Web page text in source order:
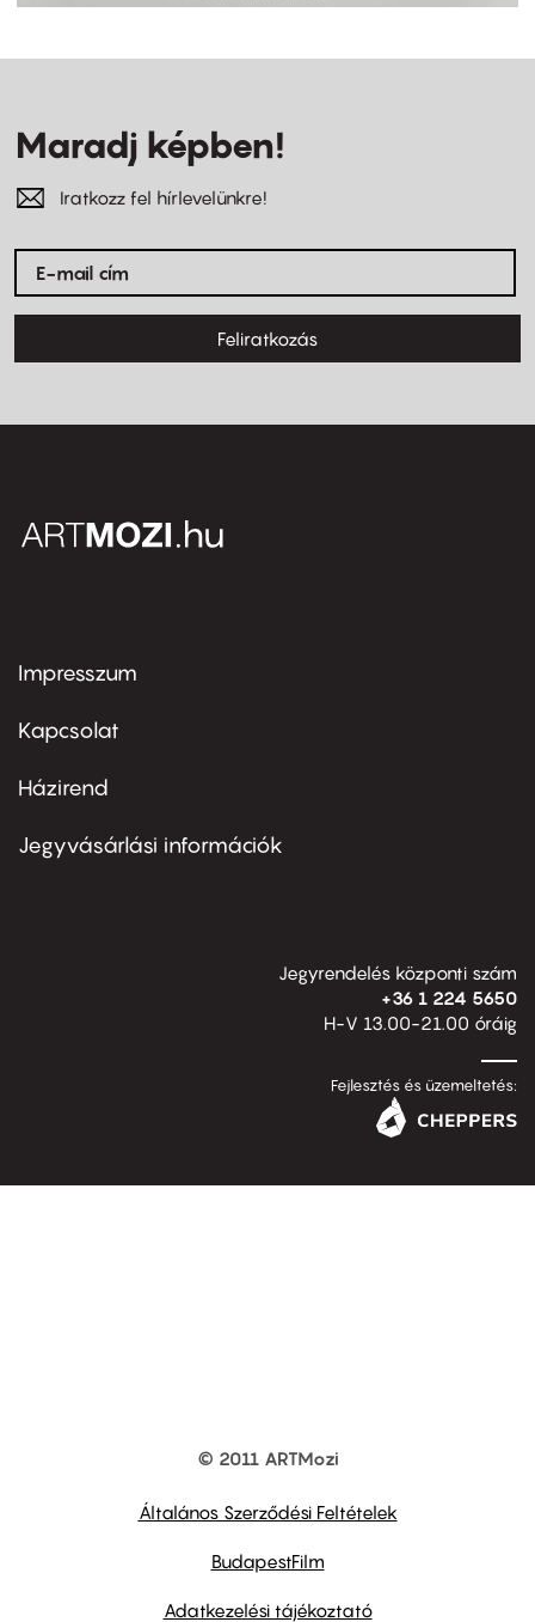
Maradj képben!
Iratkozz fel hírlevelünkre!
Feliratkozás
Footer
first
Impresszum
Kapcsolat
Footer
second
Házirend
Jegyvásárlási információk
Jegyrendelés központi szám
+36 1 224 5650
H-V 13.00-21.00 óráig
Fejlesztés és üzemeltetés:
© 2011 ARTMozi
Általános Szerződési Feltételek
BudapestFilm
Adatkezelési tájékoztató